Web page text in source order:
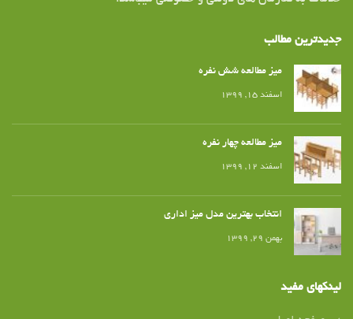
جدیدترین مطالب
میز مطالعه شش نفره
اسفند ۱۵, ۱۳۹۹
میز مطالعه چهار نفره
اسفند ۱۲, ۱۳۹۹
انتخاب بهترین مدل میز اداری
بهمن ۲۹, ۱۳۹۹
لینکهای مفید